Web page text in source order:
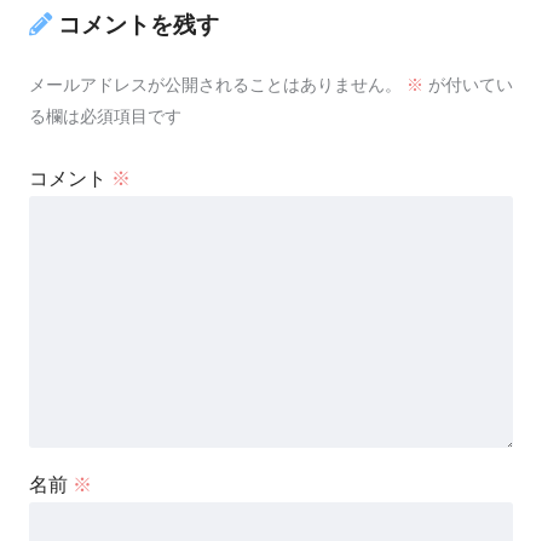
コメントを残す
メールアドレスが公開されることはありません。 ※ が付いてい
る欄は必須項目です
コメント ※
名前 ※